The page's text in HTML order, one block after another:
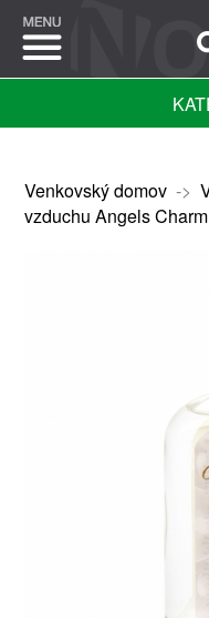
Venkovský domov->
vzduchu Angels